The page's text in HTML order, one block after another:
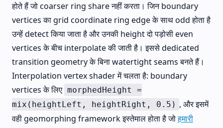
होते हैं जो coarser ring share नहीं करता। जिन boundary
vertices का grid coordinate ring edge के साथ odd होता है
उन्हें detect किया जाता है और उनकी height दो पड़ोसी even
vertices के बीच interpolate की जाती है। इससे dedicated
transition geometry के बिना watertight seams बनते हैं।
Interpolation vertex shader में चलता है: boundary
vertices के लिए morphedHeight =
mix(heightLeft, heightRight, 0.5) , और इसमें
वही geomorphing framework इस्तेमाल होता है जोहमारी